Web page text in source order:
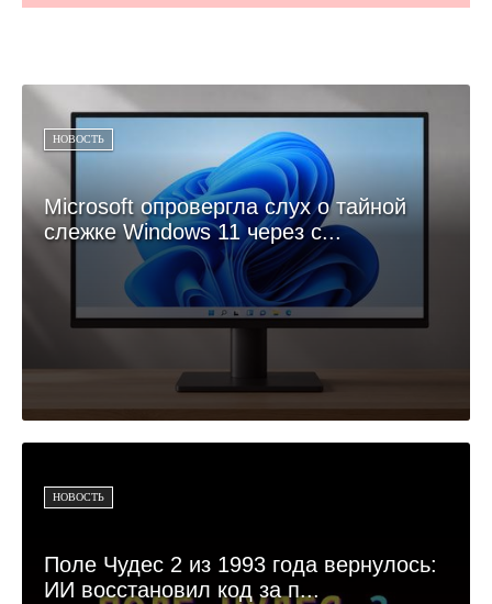
НОВОСТЬ
Microsoft опровергла слух о тайной
слежке Windows 11 через с...
НОВОСТЬ
Поле Чудес 2 из 1993 года вернулось:
ИИ восстановил код за п...